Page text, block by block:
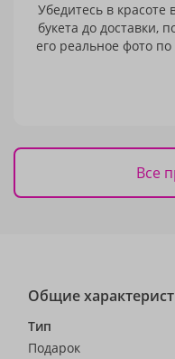
Убедитесь в красоте
букета до доставки,
его реальное фото
Все
Общие
Тип
Подарок